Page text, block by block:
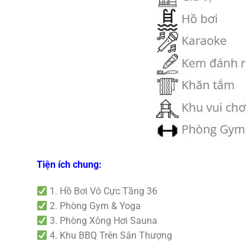
Tiện ích chung:
1. Hồ Bơi Vô Cực Tầng 36
2. Phòng Gym & Yoga
3. Phòng Xông Hơi Sauna
4. Khu BBQ Trên Sân Thượng